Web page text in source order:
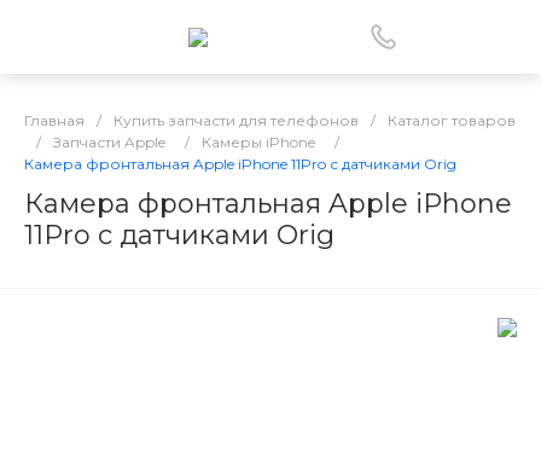
Главная / Купить запчасти для телефонов /
Каталог товаров
/
Запчасти Apple / Камеры iPhone
/
Камера фронтальная Apple iPhone 11Pro с датчиками Orig
Камера фронтальная Apple iPhone
11Pro с датчиками Orig